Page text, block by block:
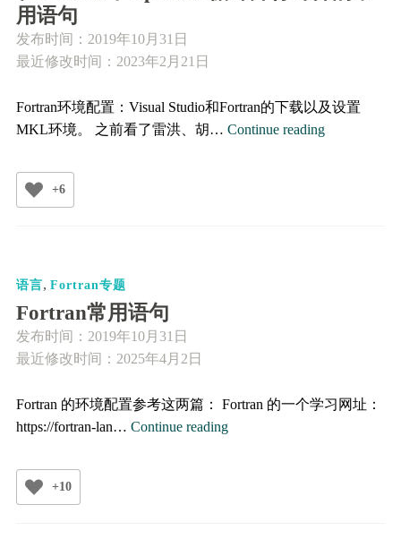
用语句
发布时间： 2019年10月31日
最近修改时间：2023年2月21日
Fortran环境配置：Visual Studio和Fortran的下载以及设置
MKL环境。 之前看了雷洪、胡… Continue reading在
用
+6
语言, Fortran专题
Fortran常用语句
发布时间： 2019年10月31日
最近修改时间：2025年4月2日
Fortran 的环境配置参考这两篇： Fortran 的一个学习网址：
https://fortran-lan… Continue readingFortran
+10